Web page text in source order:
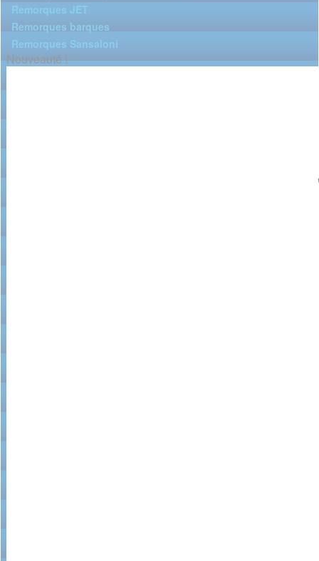
Remorques JET
Remorques barques
Remorques Sansaloni
Nouveauté !